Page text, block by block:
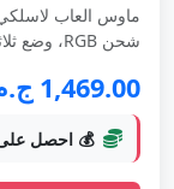
شحن RGB، وضع ثلاثي 2.4G/USB-C سلكي/بلوتوث، 22...
1,469.00 ج.م
💰 احصل على 200 ج.م